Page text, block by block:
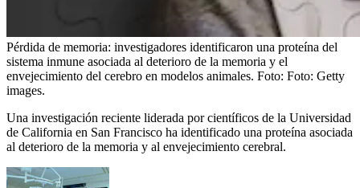
Pérdida de memoria: investigadores identificaron una proteína del
sistema inmune asociada al deterioro de la memoria y el
envejecimiento del cerebro en modelos animales. Foto: Foto: Getty
images.
Una investigación reciente liderada por científicos de la Universidad
de California en San Francisco ha identificado una proteína asociada
al deterioro de la memoria y al envejecimiento cerebral.